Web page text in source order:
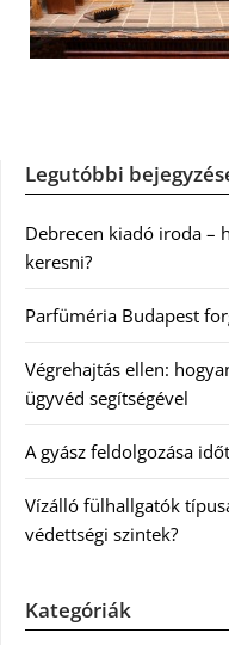
Legutóbbi
Debrecen kiadó iroda –
keresni?
Parfüméria Budapest
Végrehajtás ellen:
ügyvéd segítségével
A gyász feldolgozása
Vízálló fülhallgatók
védettségi szintek?
Kategóriák